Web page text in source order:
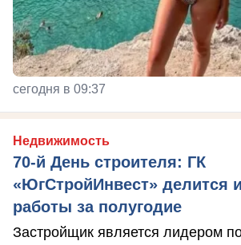
сегодня в 09:37
Недвижимость
70-й День строителя: ГК
«ЮгСтройИнвест» делится
работы за полугодие
Застройщик является лидером